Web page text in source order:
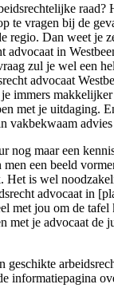
raad?
te vragen bij de
regio. Dan weet je
advocaat in
zul je wel een
advocaat
immers
met je uitdaging.
vakbekwaam
nog maar een
een beeld
Het is wel
advocaat in
met jou om de
met je advocaat de
geschikte
informatiepagina